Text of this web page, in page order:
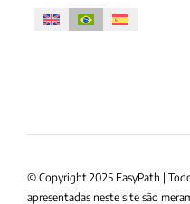
© Copyright 2025 EasyPath |
apresentadas neste site são